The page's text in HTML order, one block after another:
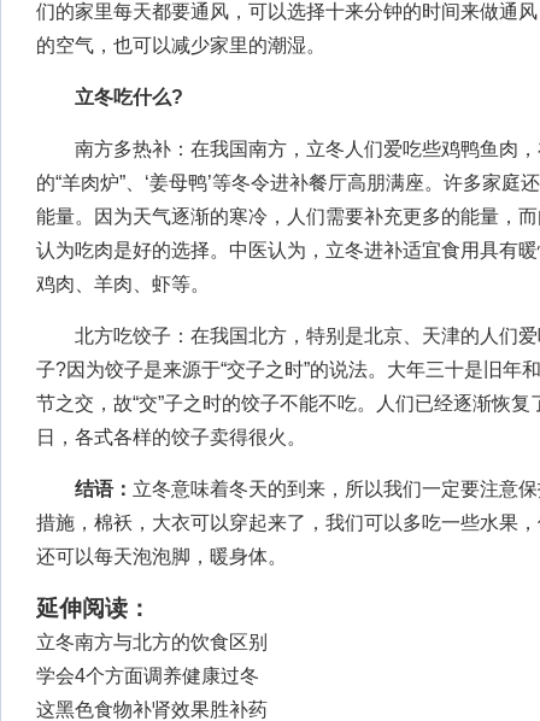
们的家里每天都要通风，可以选择十来分钟的时间来做通
的空气，也可以减少家里的潮湿。
立冬吃什么?
南方多热补：在我国南方，立冬人们爱吃些鸡鸭鱼肉，
的“羊肉炉”、‘姜母鸭’等冬令进补餐厅高朋满座。许多家庭
能量。因为天气逐渐的寒冷，人们需要补充更多的能量，
认为吃肉是好的选择。中医认为，立冬进补适宜食用具有
鸡肉、羊肉、虾等。
北方吃饺子：在我国北方，特别是北京、天津的人们爱
子?因为饺子是来源于“交子之时”的说法。大年三十是旧年
节之交，故“交”子之时的饺子不能不吃。人们已经逐渐恢
日，各式各样的饺子卖得很火。
结语： 立冬意味着冬天的到来，所以我们一定要注意
措施，棉袄，大衣可以穿起来了，我们可以多吃一些水果
还可以每天泡泡脚，暖身体。
延伸阅读：
立冬南方与北方的饮食区别
学会4个方面调养健康过冬
这黑色食物补肾效果胜补药